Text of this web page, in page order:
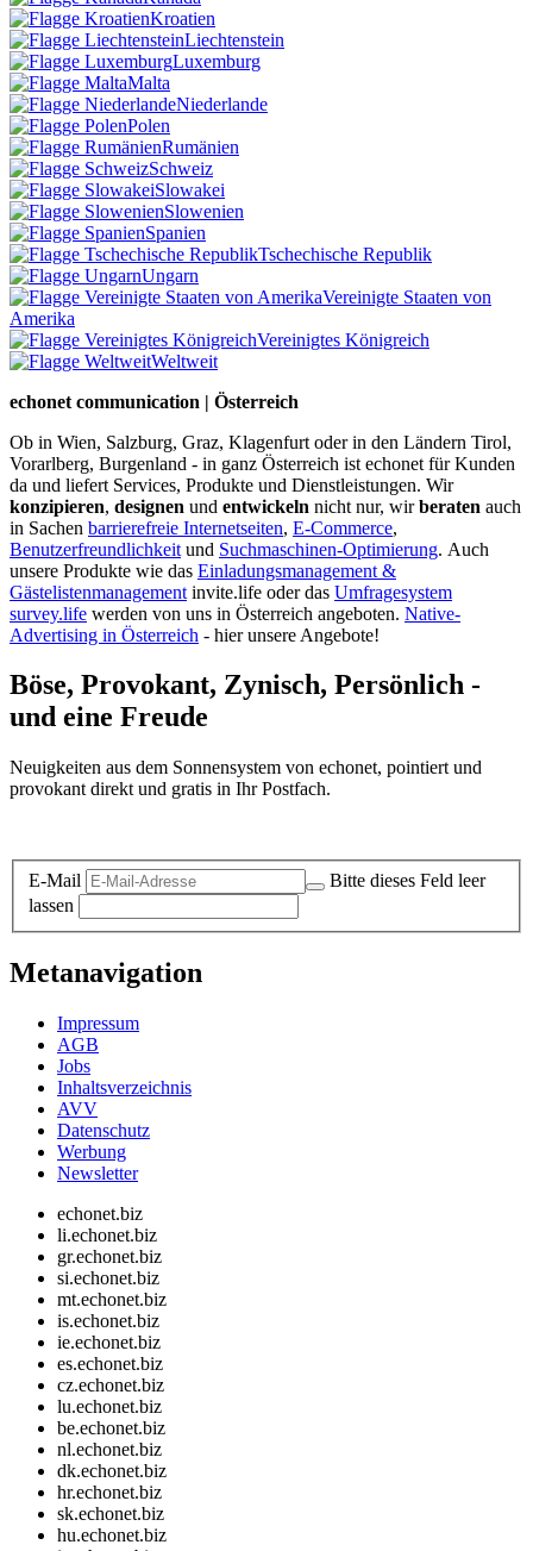
Kroatien
Liechtenstein
Luxemburg
Malta
Niederlande
Polen
Rumänien
Schweiz
Slowakei
Slowenien
Spanien
Tschechische Republik
Ungarn
Vereinigte Staaten von
Amerika
Vereinigtes Königreich
Weltweit
echonet communication | Österreich
Ob in Wien, Salzburg, Graz, Klagenfurt oder in den Ländern Tirol,
Vorarlberg, Burgenland - in ganz Österreich ist echonet für Kunden
da und liefert Services, Produkte und Dienstleistungen. Wir
konzipieren, designen und entwickeln nicht nur, wirberaten auch
in Sachen barrierefreie Internetseiten, E-Commerce,
Benutzerfreundlichkeit und Suchmaschinen-Optimierung. Auch
unsere Produkte wie das Einladungsmanagement &
Gästelistenmanagement invite.life oder das Umfragesystem
survey.life werden von uns in Österreich angeboten. Native-
Advertising in Österreich - hier unsere Angebote!
Böse, Provokant, Zynisch, Persönlich -
und eine Freude
Neuigkeiten aus dem Sonnensystem von echonet, pointiert und
provokant direkt und gratis in Ihr Postfach.
E-Mail
Bitte dieses Feld leer
lassen
Metanavigation
Impressum
AGB
Jobs
Inhaltsverzeichnis
AVV
Datenschutz
Werbung
Newsletter
echonet.biz
li.echonet.biz
gr.echonet.biz
si.echonet.biz
mt.echonet.biz
is.echonet.biz
ie.echonet.biz
es.echonet.biz
cz.echonet.biz
lu.echonet.biz
be.echonet.biz
nl.echonet.biz
dk.echonet.biz
hr.echonet.biz
sk.echonet.biz
hu.echonet.biz